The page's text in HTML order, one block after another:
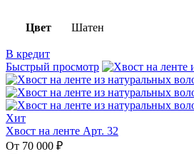
Цвет Шатен
В кредит
Быстрый просмотр
Хит
Хвост на ленте Арт. 32
От 70 000 ₽